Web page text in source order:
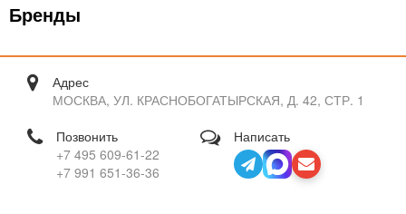
Бренды
Адрес
МОСКВА, УЛ. КРАСНОБОГАТЫРСКАЯ, Д. 42, СТР. 1
Позвонить
+7 495 609-61-22
+7 991 651-36-36
Написать